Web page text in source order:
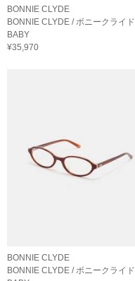
BONNIE CLYDE
BONNIE CLYDE / ボニークライド
BABY
¥35,970
BONNIE CLYDE
BONNIE CLYDE / ボニークライド